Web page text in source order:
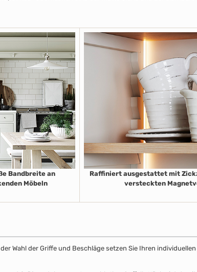
Bandbreite an
Möbeln
Raffiniert ausgestattet mit
versteckten
Wahl der Griffe und Beschläge setzen Sie Ihren